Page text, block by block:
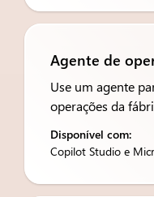
Agente de
Use um agente
operações da
Disponível com:
Copilot Studio e